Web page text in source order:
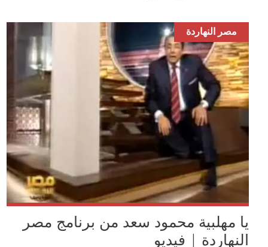
مصر النهاردة
يا مهلبية محمود سعد من برنامج مصر
النهاردة | فيديو